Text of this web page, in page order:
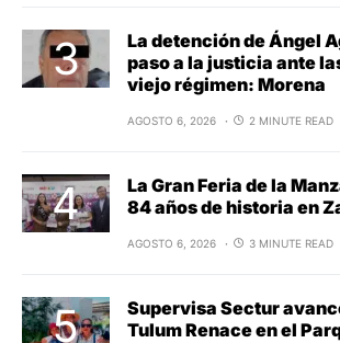
La detención de Ángel
paso a la justicia ante
viejo régimen: Morena
AGOSTO 6, 2026 2 MINUTE READ
La Gran Feria de la
84 años de historia en
AGOSTO 6, 2026 3 MINUTE READ
Supervisa Sectur
Tulum Renace en el